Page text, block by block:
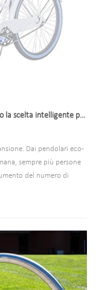
Perché i portabiciclette pieghevoli da interno sono la scelta intelligente per le aziende e le case moderne
Dai pendolari eco-
sempre più persone
del numero di
di graffi. I corridoi
scaffali metallici
7 giorni alla
o vuoti.